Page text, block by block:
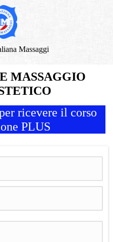
Massaggi
MASSAGGIO
ricevere il corso
PLUS